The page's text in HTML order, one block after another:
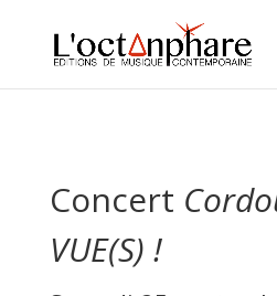
Concert
VUE(S) !